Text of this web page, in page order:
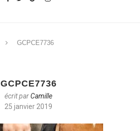
GCPCE7736
GCPCE7736
écrit parCamille
25 janvier 2019